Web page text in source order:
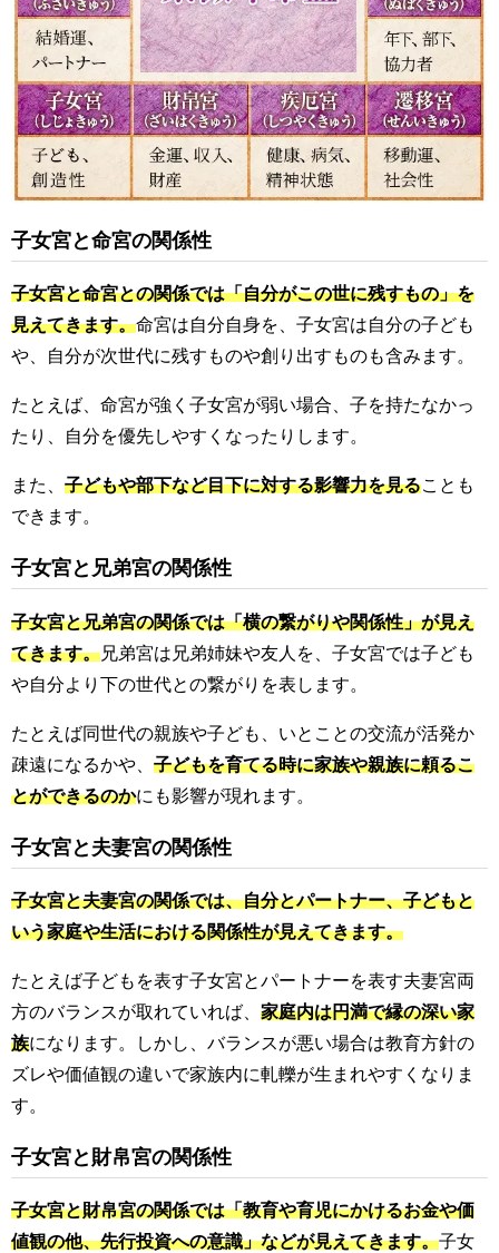
子女宮と命宮の関係性
子女宮と命宮との関係では「自分がこの世に残すもの」を
見えてきます。命宮は自分自身を、子女宮は自分の子ども
や、自分が次世代に残すものや創り出すものも含みます。
たとえば、命宮が強く子女宮が弱い場合、子を持たなかっ
たり、自分を優先しやすくなったりします。
また、 子どもや部下など目下に対する影響力を見ることも
できます。
子女宮と兄弟宮の関係性
子女宮と兄弟宮の関係では「横の繋がりや関係性」が見え
てきます。兄弟宮は兄弟姉妹や友人を、子女宮では子ども
や自分より下の世代との繋がりを表します。
たとえば同世代の親族や子ども、いとことの交流が活発か
疎遠になるかや、 子どもを育てる時に家族や親族に頼るこ
とができるのかにも影響が現れます。
子女宮と夫妻宮の関係性
子女宮と夫妻宮の関係では、自分とパートナー、子どもと
いう家庭や生活における関係性が見えてきます。
たとえば子どもを表す子女宮とパートナーを表す夫妻宮両
方のバランスが取れていれば、 家庭内は円満で縁の深い家
族になります。しかし、バランスが悪い場合は教育方針の
ズレや価値観の違いで家族内に軋轢が生まれやすくなりま
す。
子女宮と財帛宮の関係性
子女宮と財帛宮の関係では「教育や育児にかけるお金や価
値観の他、先行投資への意識」などが見えてきます。子女